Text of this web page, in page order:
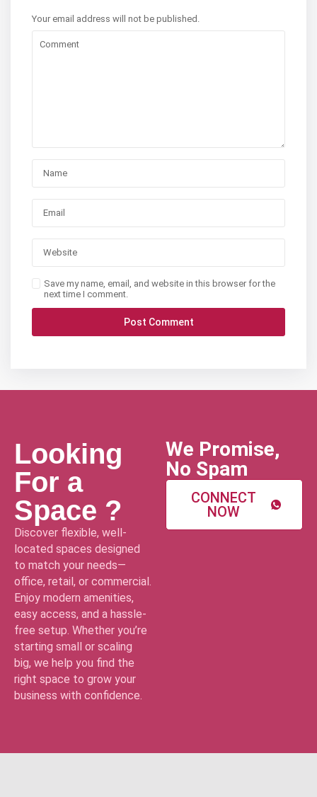
Your email address will not be published.
Save my name, email, and website in this browser for the
next time I comment.
Looking
For a
Space ?
Discover flexible, well-
located spaces designed
to match your needs—
office, retail, or commercial.
Enjoy modern amenities,
easy access, and a hassle-
free setup. Whether you’re
starting small or scaling
big, we help you find the
right space to grow your
business with confidence.
We Promise,
No Spam
CONNECT
NOW